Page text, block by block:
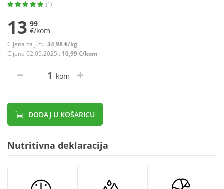
(1)
13 99
€/kom
Cijena za j.m.: 34,98 €/kg
Cijena 02.05.2025.: 10,99 €/kom
kom
DODAJ U KOŠARICU
Nutritivna deklaracija